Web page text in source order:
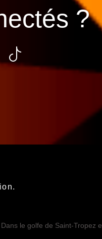
?
Dans le golfe de Saint-Tropez